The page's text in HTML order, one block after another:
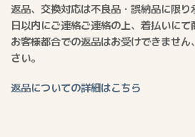
返品、交換対応は不良品・誤納品に限り
日以内にご連絡ご連絡の上、着払いにて
お客様都合での返品はお受けできませ
さい。
返品についての詳細はこちら